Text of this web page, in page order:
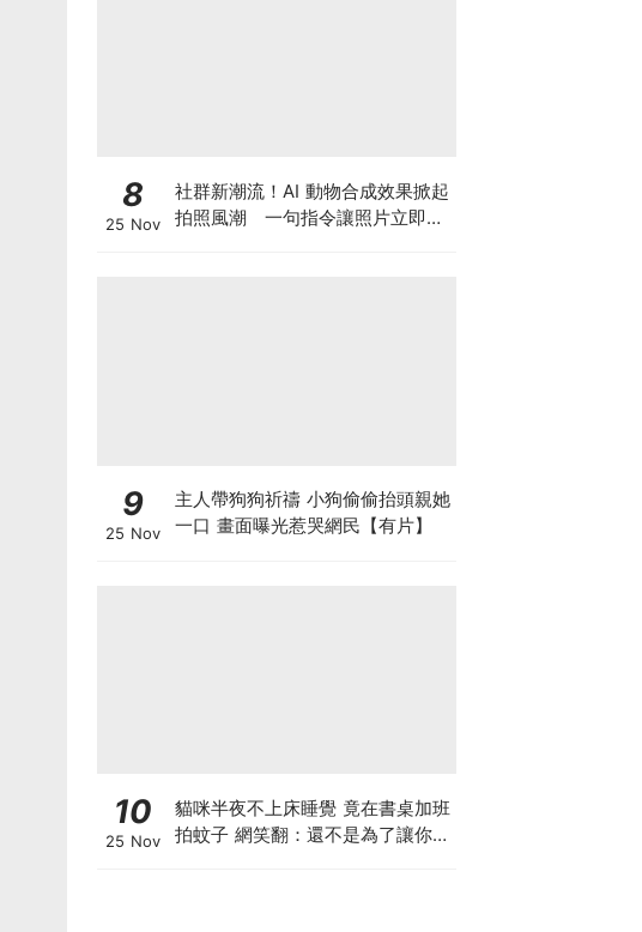
8
25 Nov
社群新潮流！AI 動物合成效果掀起
拍照風潮 一句指令讓照片立即升
9
25 Nov
主人帶狗狗祈禱 小狗偷偷抬頭親她
一口 畫面曝光惹哭網民【有片】
10
25 Nov
貓咪半夜不上床睡覺 竟在書桌加班
拍蚊子 網笑翻：還不是為了讓你睡